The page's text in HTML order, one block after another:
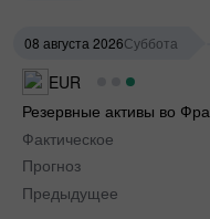
08 августа 2026Суббота
EUR
Резервные активы во
Фактическое
Прогноз
Предыдущее